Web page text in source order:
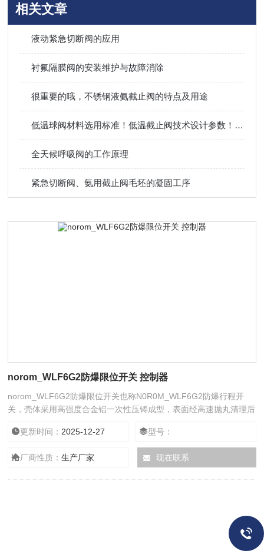
相关文章
液动紧急切断阀的应用
衬氟隔膜阀的安装维护与故障消除
很重要的哦，不锈钢液氨截止阀的特点及用途
低温球阀材料选用标准！低温截止阀技术设计参数！上海永龙阀门厂
全天候呼吸阀的工作原理
紧急切断阀、氨用截止阀毛坯的凝固工序
norom_WLF6G2防爆限位开关 控制器
norom_WLF6G2防爆限位开关也称N0R0M_WLF6G2防爆行程开
关，壳体采用高强度合金铝一次性压铸成型，表面经高速抛丸清理后
更新时间： 2025-12-27 型号：
厂商性质：生产厂家 现在联系